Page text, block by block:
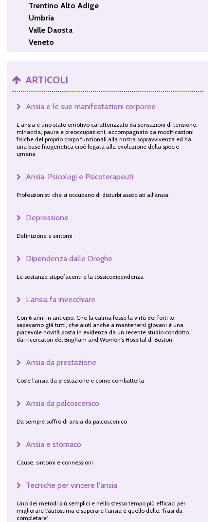
Trentino Alto Adige
Umbria
Valle Daosta
Veneto
ARTICOLI
Ansia e le sue manifestazioni corporee
L ansia è uno stato emotivo caratterizzato da sensazioni di tensione,
minaccia, paura e preoccupazioni, accompagnato da modificazioni
fisiche del proprio corpo funzionali alla nostra sopravvivenza ed ha
una base filogenetica cioè legata alla evoluzione della specie
umana
Ansia, Psicologi e Psicoterapeuti
Professionisti che si occupano di disturbi associati all'ansia
Depressione
Definizione e sintomi
Dipendenza dalle Droghe
Le sostanze stupefacenti e la tossicodipendenza
L'ansia fa invecchiare
Con 6 anni in anticipo. Che la calma fosse la virtù dei forti lo
sapevamo già tutti, che aiuti anche a mantenersi giovani è una
piacevole novità posta in evidenza da un recente studio condotto
dai ricercatori del Brigham and Women's Hospital di Boston
Ansia da prestazione
Cos'è l'ansia da prestazione e come combatterla
Ansia da palcoscenico
Da sempre soffro di ansia da palcoscenico
Ansia e stomaco
Cause, sintomi e connessioni
Tecniche per vincere l'ansia
Uno dei metodi più semplici e nello stesso tempo più efficaci per
migliorare l'autostima e superare l'ansia è quello delle: 'frasi da
completare'